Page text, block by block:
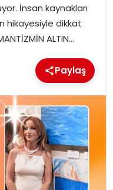
İnsan kaynakları
hikayesiyle dikkat
ALTIN…
Paylaş